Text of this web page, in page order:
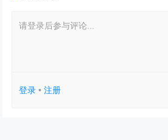
请登录后参与评论...
登录 •注册